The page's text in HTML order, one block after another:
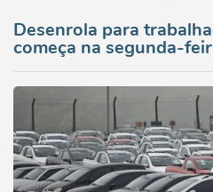
Desenrola para
começa na segunda-